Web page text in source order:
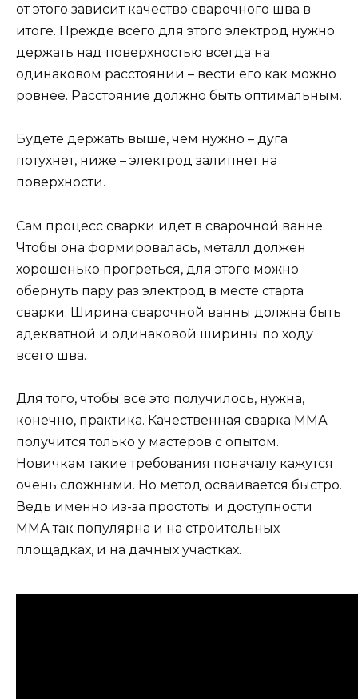
от этого зависит качество сварочного шва в
итоге. Прежде всего для этого электрод нужно
держать над поверхностью всегда на
одинаковом расстоянии – вести его как можно
ровнее. Расстояние должно быть оптимальным.
Будете держать выше, чем нужно – дуга
потухнет, ниже – электрод залипнет на
поверхности.
Сам процесс сварки идет в сварочной ванне.
Чтобы она формировалась, металл должен
хорошенько прогреться, для этого можно
обернуть пару раз электрод в месте старта
сварки. Ширина сварочной ванны должна быть
адекватной и одинаковой ширины по ходу
всего шва.
Для того, чтобы все это получилось, нужна,
конечно, практика. Качественная сварка ММА
получится только у мастеров с опытом.
Новичкам такие требования поначалу кажутся
очень сложными. Но метод осваивается быстро.
Ведь именно из-за простоты и доступности
ММА так популярна и на строительных
площадках, и на дачных участках.